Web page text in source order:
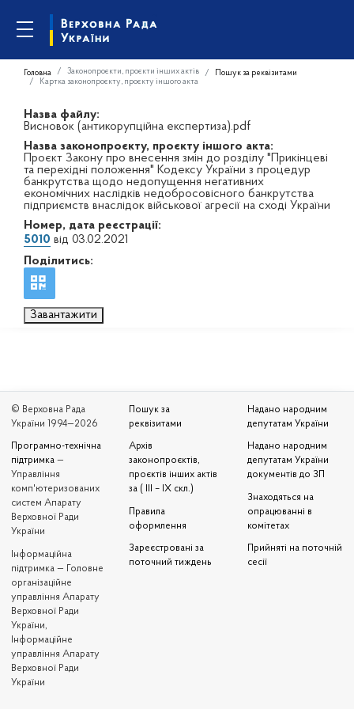
Головна Законопроєкти, проєкти інших актів
Пошук за реквізитами
Картка законопроєкту, проєкту іншого акта
Назва файлу:
Висновок (антикорупційна експертиза).pdf
Назва законопроєкту, проєкту іншого акта:
Проєкт Закону про внесення змін до розділу "Прикінцеві
та перехідні положення" Кодексу України з процедур
банкрутства щодо недопущення негативних
економічних наслідків недобросовісного банкрутства
підприємств внаслідок військової агресії на сході України
Номер, дата реєстрації:
5010 від 03.02.2021
Поділитись:
Завантажити
© Верховна Рада
України 1994—2026
Програмно-технічна
підтримка —
Управління
комп'ютеризованих
систем Апарату
Верховної Ради
України
Iнформаційна
підтримка — Головне
організаційне
управління Апарату
Верховної Ради
України,
Інформаційне
управління Апарату
Верховної Ради
України
Пошук за
реквізитами
Архів
законопроєктів,
проєктів інших актів
за ( III – IX скл.)
Правила
оформлення
Зареєстровані за
поточний тиждень
Надано народним
депутатам України
Надано народним
депутатам України
документів до ЗП
Знаходяться на
опрацюванні в
комітетах
Прийняті на поточній
сесії